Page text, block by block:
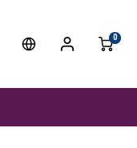
0